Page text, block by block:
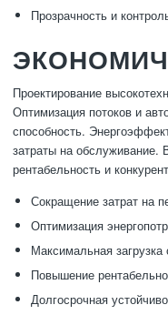
Прозрачность и
Проектирование
Оптимизация потоков и
способность.
затраты на обслуживание.
рентабельность и
Сокращение затрат на
Оптимизация
Максимальная
Повышение
Долгосрочная